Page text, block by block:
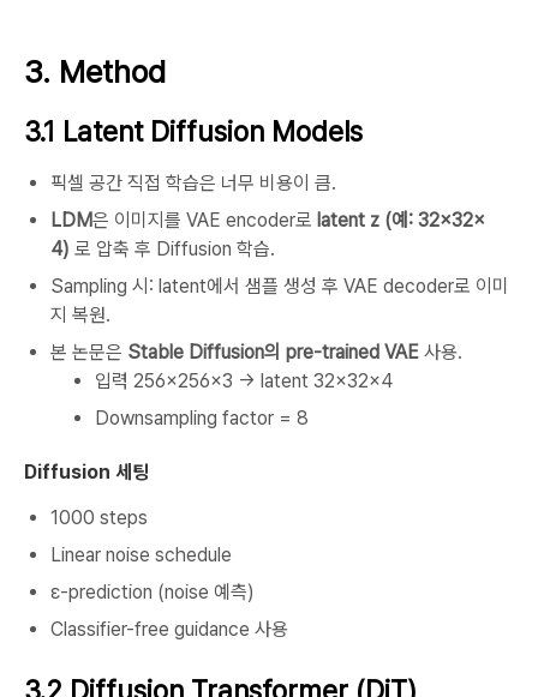
3. Method
3.1 Latent Diffusion Models
픽셀 공간 직접 학습은 너무 비용이 큼.
LDM은 이미지를 VAE encoder로 latent z (예: 32×32×
4) 로 압축 후 Diffusion 학습.
Sampling 시: latent에서 샘플 생성 후 VAE decoder로 이미
지 복원.
본 논문은 Stable Diffusion의 pre-trained VAE 사용.
입력 256×256×3 → latent 32×32×4
Downsampling factor = 8
Diffusion 세팅
1000 steps
Linear noise schedule
ε-prediction (noise 예측)
Classifier-free guidance 사용